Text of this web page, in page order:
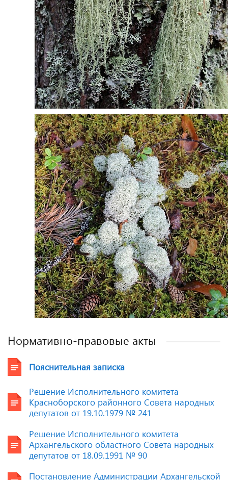
Нормативно-правовые акты
Пояснительная записка
Решение Исполнительного комитета
Красноборского районного Совета народных
депутатов от 19.10.1979 № 241
Решение Исполнительного комитета
Архангельского областного Совета народных
депутатов от 18.09.1991 № 90
Постановление Администрации Архангельской